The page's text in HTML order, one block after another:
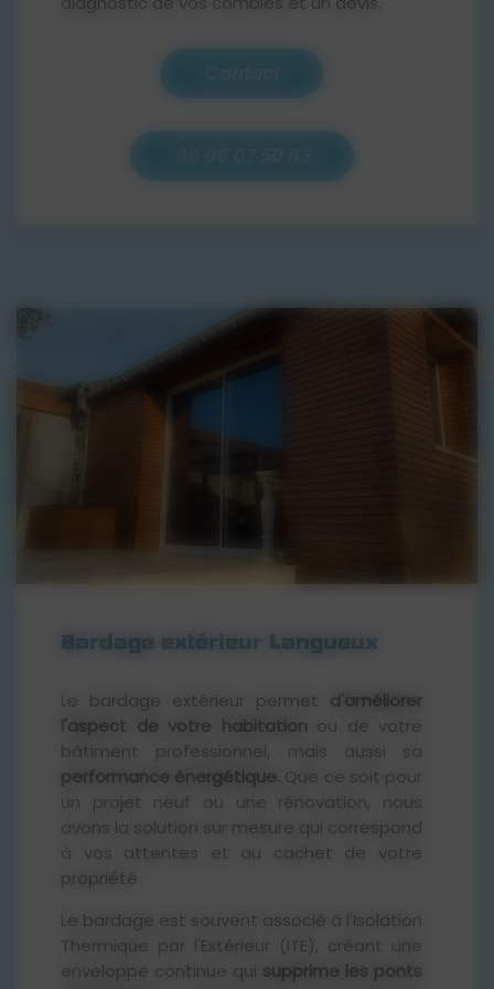
combles. Il permet une isolation
dans les recoins, et supprime
La mise en œuvre est rapide et peu
intrusive.
rigides ou semi-rigides sont
découpés sur mesure et posés
entre ou sous les chevrons de la
toiture.
Utilisée pour les combles où l'accès
est facile et la surface relativement
plancher ou agrafés entre les
certaines configurations.
Bardage extérieur Langueux
Le bardage extérieur permet d'améliorer
l'aspect de votre habitation ou de votre
bâtiment professionnel, mais aussi sa
performance énergétique. Que ce soit pour
un projet neuf ou une rénovation, nous
avons la solution sur mesure qui correspond
à vos attentes et au cachet de votre
propriété
Le bardage est souvent associé à l'Isolation
Thermique par l'Extérieur (ITE), créant une
enveloppe continue qui supprime les ponts